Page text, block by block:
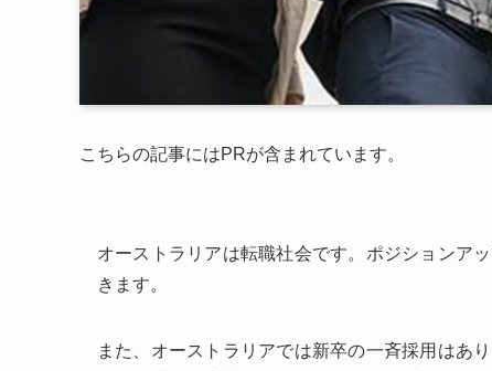
こちらの記事にはPRが含まれています。
オーストラリアは転職社会です。ポジションア
きます。
また、オーストラリアでは新卒の一斉採用はあ